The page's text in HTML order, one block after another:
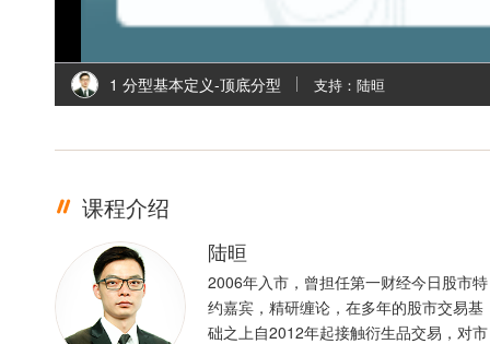
i
1 分型基本定义-顶底分型 支持：陆晅
课程介绍
陆晅
2006年入市，曾担任第一财经今日股市特
约嘉宾，精研缠论，在多年的股市交易基
础之上自2012年起接触衍生品交易，对市